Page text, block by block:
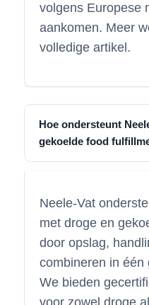
volgens Europese
aankomen. Meer
volledige artikel.
Hoe ondersteunt
gekoelde food
Neele-Vat
met droge en
door opslag,
combineren in één
We bieden